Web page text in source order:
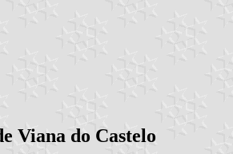
Viana do Castelo